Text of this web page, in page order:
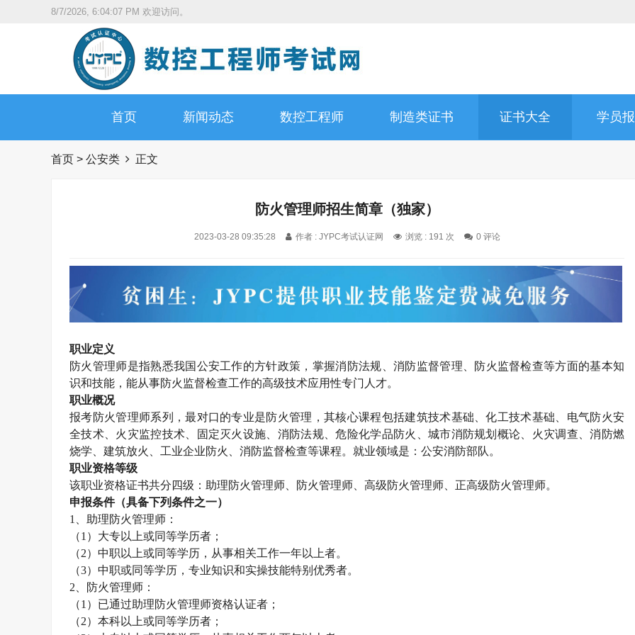
8/7/2026, 6:04:08 PM 欢迎访问。
首页 新闻动态 数控工程师 制造类证书 证书大全 学员
首页 > 公安类 正文
防火管理师招生简章（独家）
2023-03-28 09:35:28 作者 : JYPC考试认证网 浏览 : 191 次 0 评论
职业定义
防火管理师是指熟悉我国公安工作的方针政策，掌握消防法规、消防监督管理、防火监督检查等方面的基本知
识和技能，能从事防火监督检查工作的高级技术应用性专门人才。
职业概况
报考防火管理师系列，最对口的专业是防火管理，其核心课程包括建筑技术基础、化工技术基础、电气防火安
全技术、火灾监控技术、固定灭火设施、消防法规、危险化学品防火、城市消防规划概论、火灾调查、消防燃
烧学、建筑放火、工业企业防火、消防监督检查等课程。就业领域是：公安消防部队。
职业资格等级
该职业资格证书共分四级：助理防火管理师、防火管理师、高级防火管理师、正高级防火管理师。
申报条件（具备下列条件之一）
1
、助理防火管理师：
（1 ）大专以上或同等学历者；
（2）中职以上或同等学历，从事相关工作一年以上者。
（3）中职或同等学历，专业知识和实操技能特别优秀者。
2 、防火管理师：
（1 ）已通过助理防火管理师资格认证者；
（2）本科以上或同等学历者；